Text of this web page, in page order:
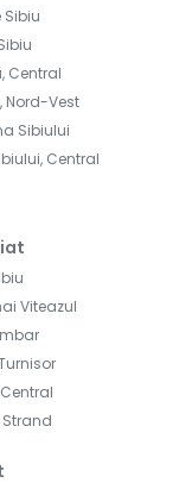
Central
Nord-Vest
Sibiului
Central
Viteazul